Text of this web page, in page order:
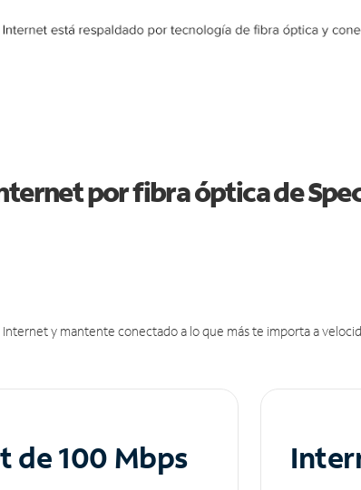
por fibra óptica de
y mantente conectado a lo que más te importa a
de 100 Mbps